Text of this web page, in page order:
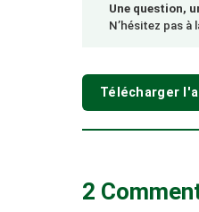
Une question,
N’hésitez pas
Télécharger
2